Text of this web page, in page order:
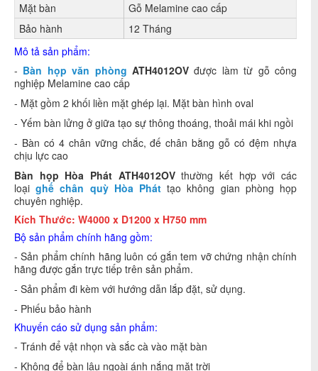
Mặt bàn
Gỗ Melamine cao cấp
Bảo hành
12 Tháng
Mô tả sản phẩm:
- Bàn họp văn phòng ATH4012OV được làm từ gỗ công
nghiệp Melamine cao cấp
- Mặt gồm 2 khối liền mặt ghép lại. Mặt bàn hình oval
- Yếm bàn lửng ở giữa tạo sự thông thoáng, thoải mái khi ngồi
- Bàn có 4 chân vững chắc, đế chân bằng gỗ có đệm nhựa
chịu lực cao
Bàn họp Hòa Phát ATH4012OVthường kết hợp với các
loạighế chân quỳ Hòa Phát tạo không gian phòng họp
chuyên nghiệp.
Kích Thước: W4000 x D1200 x H750 mm
Bộ sản phẩm chính hãng gồm:
- Sản phẩm chính hãng luôn có gắn tem vỡ chứng nhận chính
hãng được gắn trực tiếp trên sản phẩm.
- Sản phẩm đi kèm với hướng dẫn lắp đặt, sử dụng.
- Phiếu bảo hành
Khuyến cáo sử dụng sản phẩm:
- Tránh để vật nhọn và sắc cà vào mặt bàn
- Không để bàn lâu ngoài ánh nắng mặt trời